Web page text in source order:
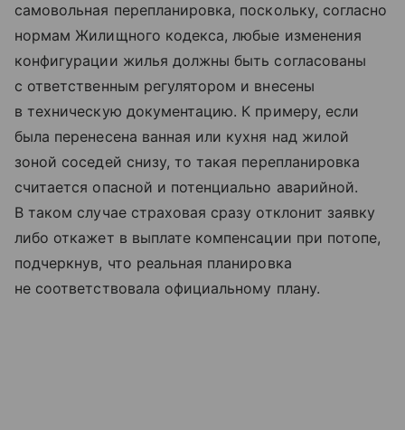
самовольная перепланировка, поскольку, согласно
нормам Жилищного кодекса, любые изменения
конфигурации жилья должны быть согласованы
с ответственным регулятором и внесены
в техническую документацию. К примеру, если
была перенесена ванная или кухня над жилой
зоной соседей снизу, то такая перепланировка
считается опасной и потенциально аварийной.
В таком случае страховая сразу отклонит заявку
либо откажет в выплате компенсации при потопе,
подчеркнув, что реальная планировка
не соответствовала официальному плану.